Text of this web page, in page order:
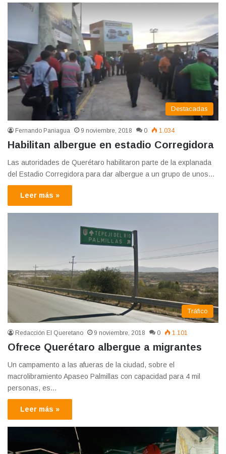
Destacadas
Fernando Paniagua 9 noviembre, 2018 0 1.034
Habilitan albergue en estadio Corregidora
Las autoridades de Querétaro habilitaron parte de la explanada
del Estadio Corregidora para dar albergue a un grupo de unos…
Leer más »
Tráfico
Redacción El Queretano 9 noviembre, 2018 0 1.101
Ofrece Querétaro albergue a migrantes
Un campamento a las afueras de la ciudad, sobre el
macrolibramiento Apaseo Palmillas con capacidad para 4 mil
personas, es…
Leer más »